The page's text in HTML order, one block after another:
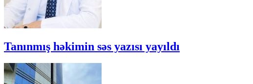
Tanınmış həkimin səs yazısı yayıldı